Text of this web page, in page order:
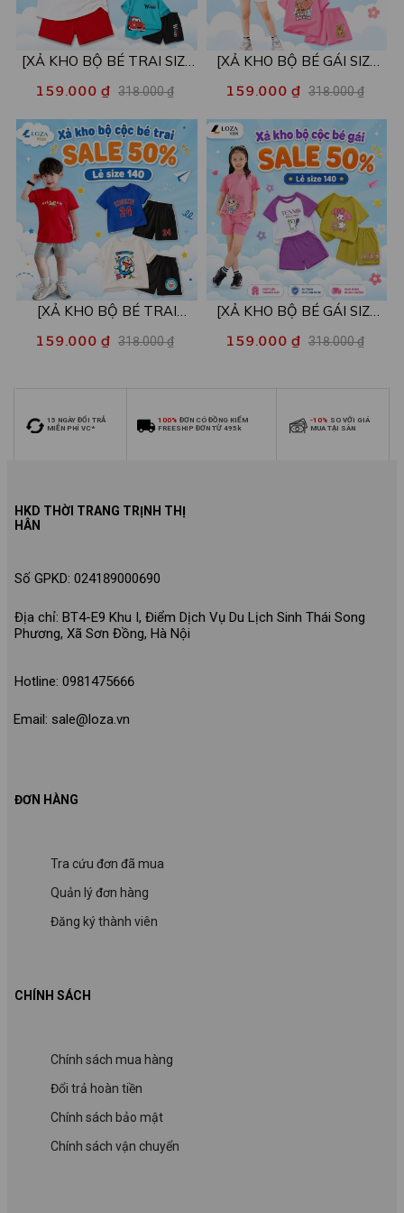
[XẢ KHO BỘ BÉ TRAI SIZE
mẫu - Quần áo bé trai từ 22-
26kg - Loza Kids XB004
159.000 ₫ 318.000 ₫
[XẢ KHO BỘ BÉ GÁI SIZE
mẫu - Quần áo bé gái từ 22-
26kg - Loza Kids XB005
159.000 ₫ 318.000 ₫
[XẢ KHO BỘ BÉ TRAI
nhiều mẫu - Quần áo bé trai
159.000 ₫ 318.000 ₫
[XẢ KHO BỘ BÉ GÁI SIZE
mẫu - Quần áo bé gái từ 26-
159.000 ₫ 318.000 ₫
15 NGÀY ĐỔI TRẢ
MIỄN PHÍ VC*
100% ĐƠN CÓ ĐỒNG KIỂM
FREESHIP ĐƠN TỪ 495k
-10% SO VỚI GIÁ
MUA TẠI SÀN
CHÍNH SÁCH
Chính sách mua hàng
Đổi trả hoàn tiền
Chính sách bảo mật
Chính sách vận chuyển
HKD THỜI TRANG TRỊNH THỊ
HÂN
Số GPKD: 024189000690
Địa chỉ: BT4-E9 Khu I, Điểm Dịch Vụ Du Lịch Sinh Thái Song
Phương, Xã Sơn Đồng, Hà Nội
Hotline: 0981475666
Email: sale@loza.vn
ĐƠN HÀNG
Tra cứu đơn đã mua
Quản lý đơn hàng
Đăng ký thành viên